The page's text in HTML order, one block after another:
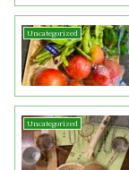
Uncategorized
Uncategorized